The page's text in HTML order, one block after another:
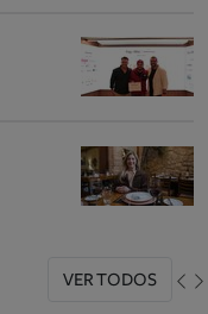
VER TODOS